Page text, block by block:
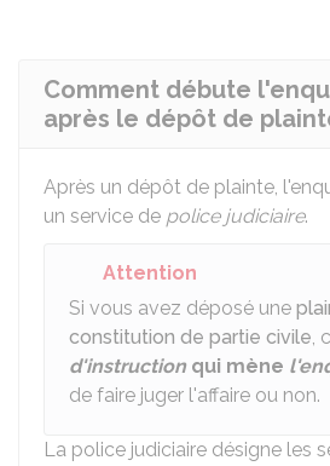
Comment débute
après le dépôt de
Après un dépôt de plainte,
un service de police judiciaire.
Attention
Si vous avez déposé une
constitution de partie civile,
d'instruction qui mène
de faire juger l'affaire ou non.
La police judiciaire désigne les